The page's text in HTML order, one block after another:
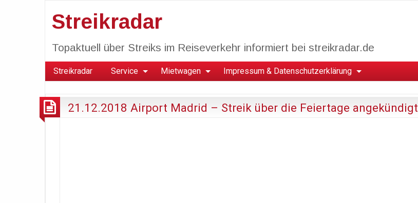
Streikradar
Topaktuell über Streiks im Reiseverkehr informiert bei streikradar.de
Streikradar Service Mietwagen Impressum & Datenschutzerklärung
21.12.2018 Airport Madrid – Streik über die Feiertage angekündigt